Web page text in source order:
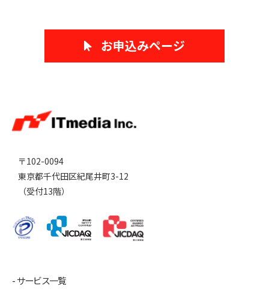
お申込みページ
〒102-0094
東京都千代田区紀尾井町3-12
（受付13階）
サービス一覧